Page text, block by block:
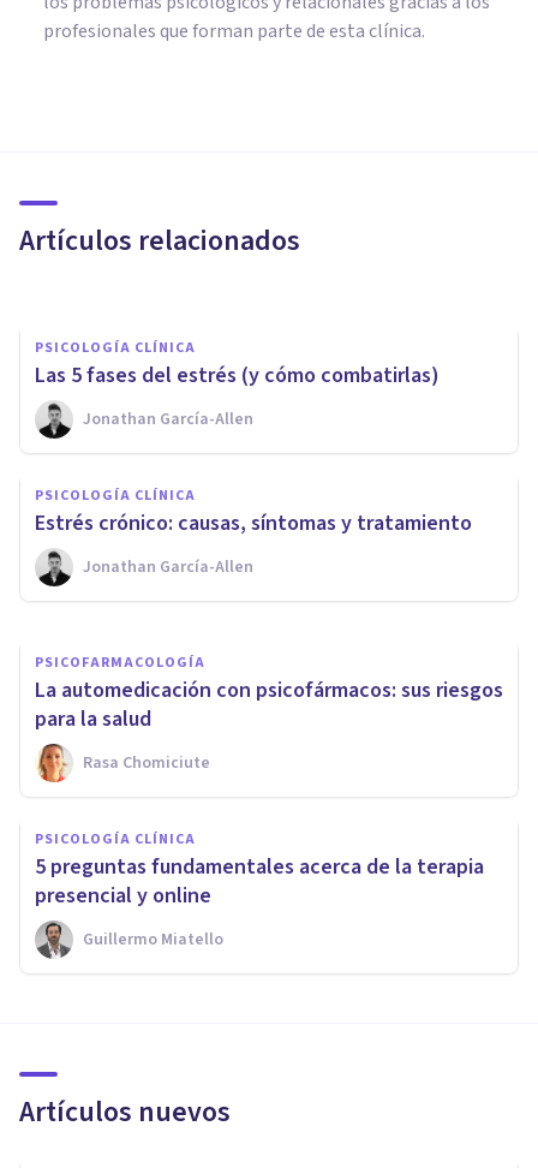
profesionales que forman parte de esta clínica.
Artículos relacionados
técnica la empodera
PSICOLOGÍA CLÍNICA
Las 5 fases del estrés (y cómo combatirlas)
Jonathan García-Allen
PSICOLOGÍA CLÍNICA
Estrés crónico: causas, síntomas y tratamiento
Jonathan García-Allen
PSICOLOGÍA CLÍNICA
¿De qué formas diferentes nos
puede afectar la ansiedad?
Loratu Psicología
PSICOFARMACOLOGÍA
La automedicación con psicofármacos: sus riesgos
para la salud
Rasa Chomiciute
PSICOLOGÍA CLÍNICA
5 preguntas fundamentales acerca de la terapia
presencial y online
Guillermo Miatello
Artículos nuevos